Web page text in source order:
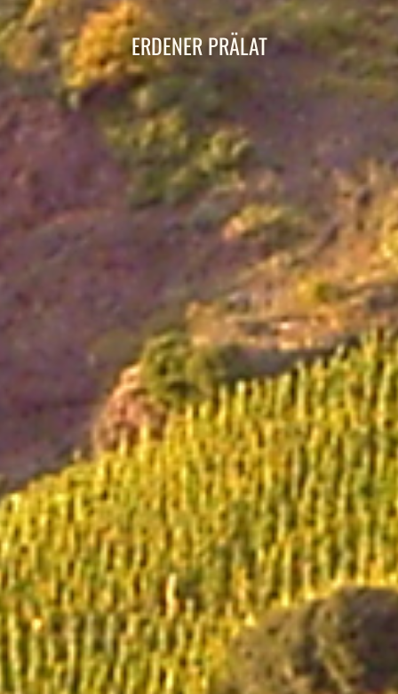
ERDENER PRÄLAT